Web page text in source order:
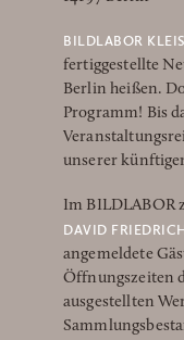
BILDLABOR
fertiggestellte
Berlin heißen.
Programm! Bis
unserer
Im BILDLABOR
DAVID
angemeldete
Öffnungszeiten
ausgestellten